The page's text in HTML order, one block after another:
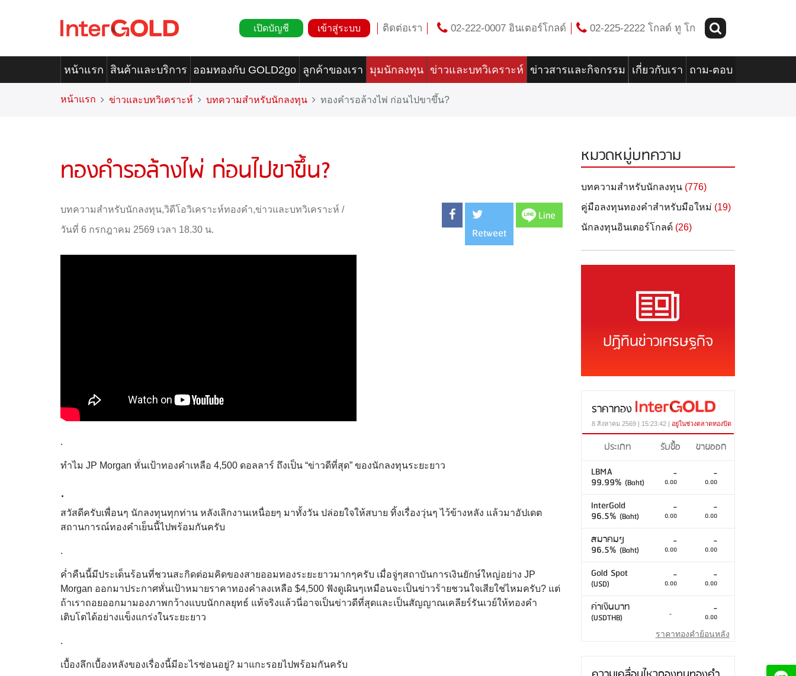
เปิดบัญชี เข้าสู่ระบบ ติดต่อเรา 02-222-0007 อินเตอร์โกลด์ 02-225-2222 โกลด์ ทู โก
หน้าแรก สินค้าและบริการ ออมทองกับ GOLD2go ลูกค้าของเรา มุมนักลงทุน ข่าวและบทวิเคราะห์ ข่าวสารและกิจกรรม เกี่ยวกับเรา ถาม-ตอบ
หน้าแรก ข่าวและบทวิเคราะห์ บทความสำหรับนักลงทุน ทองคำรอล้างไพ่ ก่อนไปขาขึ้น?
ทองคำรอล้างไพ่ ก่อนไปขาขึ้น?
บทความสำหรับนักลงทุน,วิดีโอวิเคราะห์ทองคำ,ข่าวและบทวิเคราะห์ /
วันที่ 6 กรกฎาคม 2569 เวลา 18.30 น.
Retweet
Line
.
ทำไม JP Morgan หั่นเป้าทองคำเหลือ 4,500 ดอลลาร์ ถึงเป็น “ข่าวดีที่สุด” ของนักลงทุนระยะยาว
.
สวัสดีครับเพื่อนๆ นักลงทุนทุกท่าน หลังเลิกงานเหนื่อยๆ มาทั้งวัน ปล่อยใจให้สบาย ทิ้งเรื่องวุ่นๆ ไว้ข้างหลัง แล้วมาอัปเดต
สถานการณ์ทองคำเย็นนี้ไปพร้อมกันครับ
.
ค่ำคืนนี้มีประเด็นร้อนที่ชวนสะกิดต่อมคิดของสายออมทองระยะยาวมากๆครับ เมื่อจู่ๆสถาบันการเงินยักษ์ใหญ่อย่าง JP
Morgan ออกมาประกาศหั่นเป้าหมายราคาทองคำลงเหลือ $4,500 ฟังดูเผินๆเหมือนจะเป็นข่าวร้ายชวนใจเสียใช่ไหมครับ? แต่
ถ้าเราถอยออกมามองภาพกว้างแบบนักกลยุทธ์ แท้จริงแล้วนี่อาจเป็นข่าวดีที่สุดและเป็นสัญญาณเคลียร์รันเวย์ให้ทองคำ
เติบโตได้อย่างแข็งแกร่งในระยะยาว
.
เบื้องลึกเบื้องหลังของเรื่องนี้มีอะไรซ่อนอยู่? มาแกะรอยไปพร้อมกันครับ
หมวดหมู่บทความ
บทความสำหรับนักลงทุน (776)
คู่มือลงทุนทองคำสำหรับมือใหม่ (19)
นักลงทุนอินเตอร์โกลด์ (26)
ปฏิทินข่าวเศรษฐกิจ
ราคาทอง
8 สิงหาคม 2569 | 15:23:42 | อยู่ในช่วงตลาดทองปิด
ประเภท รับซื้อ
ขายออก
LBMA
99.99% (Baht)
-
0.00
-
0.00
InterGold
96.5% (Baht)
-
0.00
-
0.00
สมาคมฯ
96.5% (Baht)
-
0.00
-
0.00
Gold Spot
(USD)
-
0.00
-
0.00
ค่าเงินบาท
(USDTHB) - -
0.00
ราคาทองคำย้อนหลัง